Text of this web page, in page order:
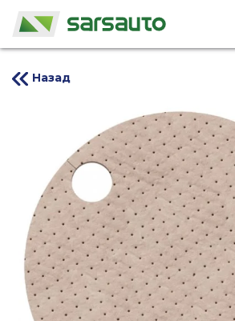
Автосервис
Прокат
Магазин
Новые авто
Подержанные
Назад